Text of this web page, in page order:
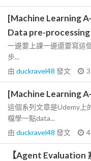
[Machine Learning
Data pre-processing
一邊要上課一邊還要寫這
步...
由 duckravel48 發文
[Machine Learning
這個系列文章是Udemy上
檔學一點data...
由 duckravel48 發文
【Agent Evaluation